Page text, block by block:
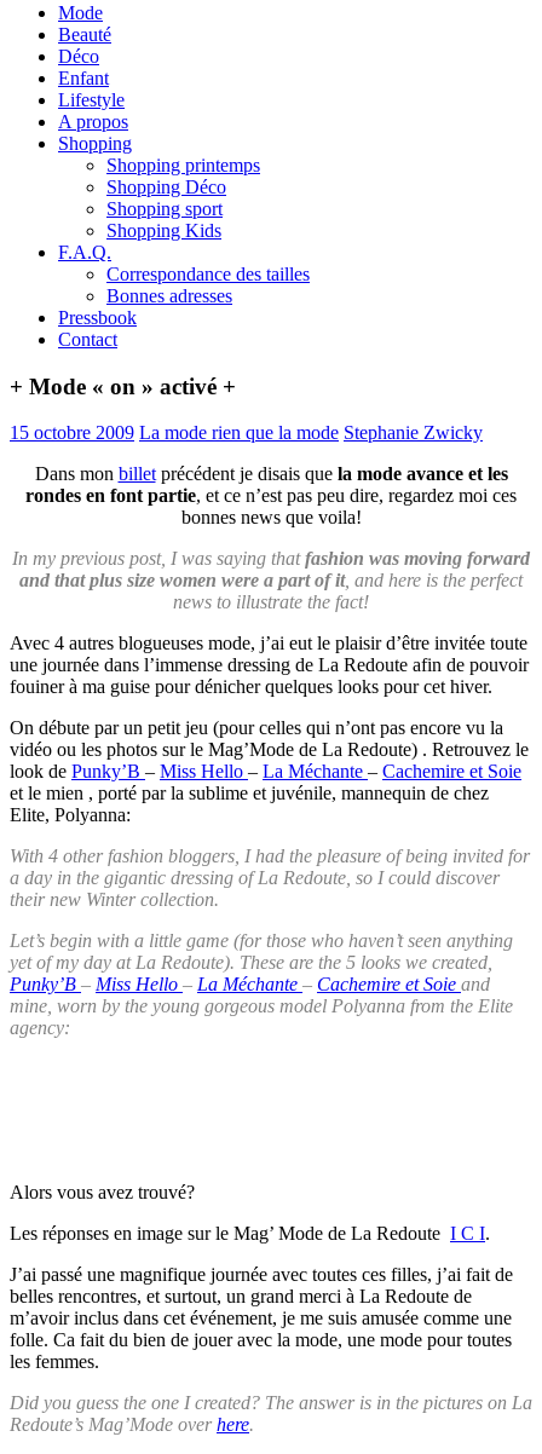
Mode
Beauté
Déco
Enfant
Lifestyle
A propos
Shopping
Shopping printemps
Shopping Déco
Shopping sport
Shopping Kids
F.A.Q.
Correspondance des tailles
Bonnes adresses
Pressbook
Contact
+ Mode « on » activé +
15 octobre 2009 La mode rien que la mode Stephanie Zwicky
Dans mon billetprécédent je disais que la mode avance et les
rondes en font partie, et ce n’est pas peu dire, regardez moi ces
bonnes news que voila!
In my previous post, I was saying thatfashion was moving forward
and that plus size women were a part of it, and here is the perfect
news to illustrate the fact!
Avec 4 autres blogueuses mode, j’ai eut le plaisir d’être invitée toute
une journée dans l’immense dressing de La Redoute afin de pouvoir
fouiner à ma guise pour dénicher quelques looks pour cet hiver.
On débute par un petit jeu (pour celles qui n’ont pas encore vu la
vidéo ou les photos sur le Mag’Mode de La Redoute) . Retrouvez le
look de Punky’B – Miss Hello – La Méchante – Cachemire et Soie
et le mien , porté par la sublime et juvénile, mannequin de chez
Elite, Polyanna:
With 4 other fashion bloggers, I had the pleasure of being invited for
a day in the gigantic dressing of La Redoute, so I could discover
their new Winter collection.
Let’s begin with a little game (for those who haven’t seen anything
yet of my day at La Redoute). These are the 5 looks we created,
Punky’B – Miss Hello – La Méchante – Cachemire et Soie and
mine, worn by the young gorgeous model Polyanna from the Elite
agency:
Alors vous avez trouvé?
Les réponses en image sur le Mag’ Mode de La Redoute I C I.
J’ai passé une magnifique journée avec toutes ces filles, j’ai fait de
belles rencontres, et surtout, un grand merci à La Redoute de
m’avoir inclus dans cet événement, je me suis amusée comme une
folle. Ca fait du bien de jouer avec la mode, une mode pour toutes
les femmes.
Did you guess the one I created? The answer is in the pictures on La
Redoute’s Mag’Mode overhere.